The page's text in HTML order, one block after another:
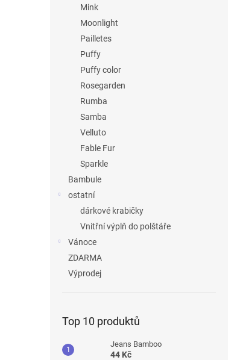
Mink
Moonlight
Pailletes
Puffy
Puffy color
Rosegarden
Rumba
Samba
Velluto
Fable Fur
Sparkle
Bambule
ostatní
dárkové krabičky
Vnitřní výplň do polštáře
Vánoce
ZDARMA
Výprodej
Top 10 produktů
Jeans Bamboo
44 Kč